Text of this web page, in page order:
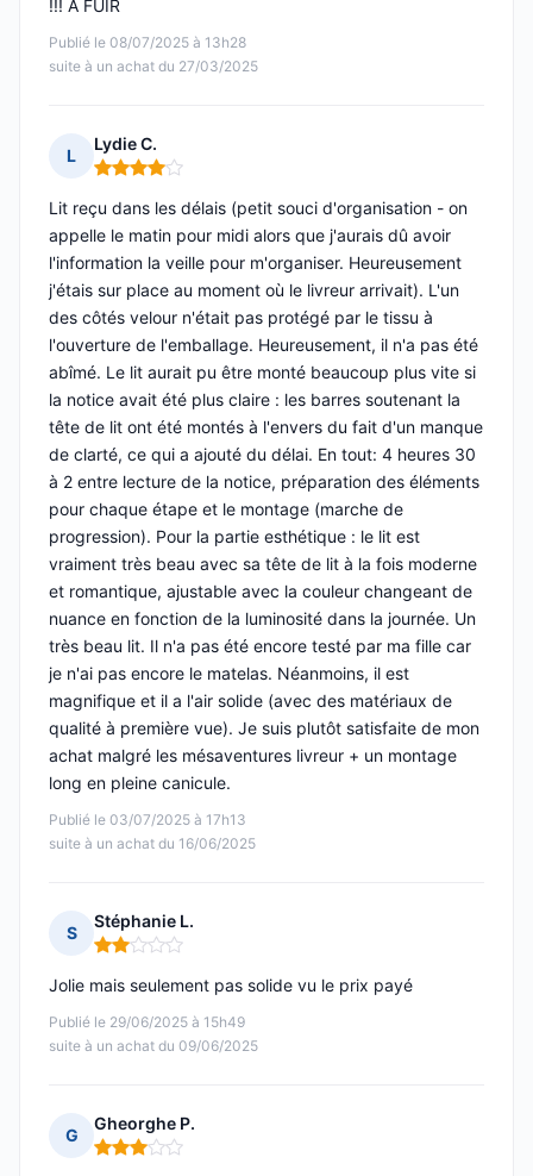
Publié le 08/07/2025 à 13h28
suite à un achat du 27/03/2025
!!! À FUIR
L
Lydie C.
Note : 4 sur 5
Publié le 03/07/2025 à 17h13
suite à un achat du 16/06/2025
Lit reçu dans les délais (petit souci d'organisation - on
appelle le matin pour midi alors que j'aurais dû avoir
l'information la veille pour m'organiser. Heureusement
j'étais sur place au moment où le livreur arrivait). L'un
des côtés velour n'était pas protégé par le tissu à
l'ouverture de l'emballage. Heureusement, il n'a pas été
abîmé. Le lit aurait pu être monté beaucoup plus vite si
la notice avait été plus claire : les barres soutenant la
tête de lit ont été montés à l'envers du fait d'un manque
de clarté, ce qui a ajouté du délai. En tout: 4 heures 30
à 2 entre lecture de la notice, préparation des éléments
pour chaque étape et le montage (marche de
progression). Pour la partie esthétique : le lit est
vraiment très beau avec sa tête de lit à la fois moderne
et romantique, ajustable avec la couleur changeant de
nuance en fonction de la luminosité dans la journée. Un
très beau lit. Il n'a pas été encore testé par ma fille car
je n'ai pas encore le matelas. Néanmoins, il est
magnifique et il a l'air solide (avec des matériaux de
qualité à première vue). Je suis plutôt satisfaite de mon
achat malgré les mésaventures livreur + un montage
long en pleine canicule.
S
Stéphanie L.
Note : 2 sur 5
Publié le 29/06/2025 à 15h49
suite à un achat du 09/06/2025
Jolie mais seulement pas solide vu le prix payé
G
Gheorghe P.
Note : 3 sur 5